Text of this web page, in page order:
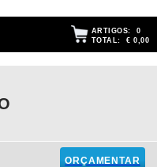
ARTIGOS: 0
TOTAL: € 0,00
ORÇAMENTAR